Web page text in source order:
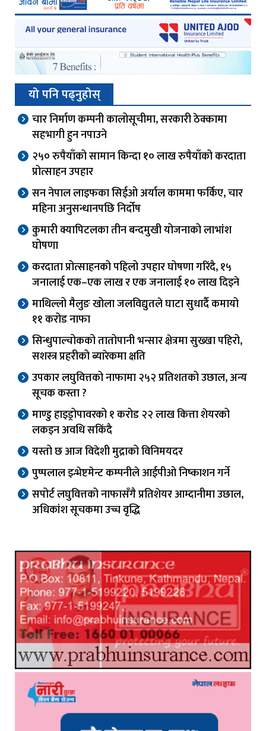
यो पनि पढ्नुहोस्
चार निर्माण कम्पनी कालोसूचीमा, सरकारी ठेक्कामा
सहभागी हुन नपाउने
२५० रुपैयाँको सामान किन्दा १० लाख रुपैयाँको करदाता
प्रोत्साहन उपहार
सन नेपाल लाइफका सिईओ अर्याल काममा फर्किए, चार
महिना अनुसन्धानपछि निर्दोष
कुमारी क्यापिटलका तीन बन्दमुखी योजनाको लाभांश
घोषणा
करदाता प्रोत्साहनको पहिलो उपहार घोषणा गरिंदै, १५
जनालाई एक–एक लाख र एक जनालाई १० लाख दिइने
माथिल्लो मैलुङ खोला जलविद्युतले घाटा सुधार्दै कमायो
११ करोड नाफा
सिन्धुपाल्चोकको तातोपानी भन्सार क्षेत्रमा सुख्खा पहिरो,
सशस्त्र प्रहरीको ब्यारेकमा क्षति
उपकार लघुवित्तको नाफामा २५२ प्रतिशतको उछाल, अन्य
सूचक कस्ता ?
माण्डु हाइड्रोपावरको १ करोड २२ लाख कित्ता शेयरको
लकइन अवधि सकिंदै
यस्तो छ आज विदेशी मुद्राको विनिमयदर
पुष्पलाल इन्भेष्टमेन्ट कम्पनीले आईपीओ निष्काशन गर्ने
सपोर्ट लघुवित्तको नाफासँगै प्रतिशेयर आम्दानीमा उछाल,
अधिकांश सूचकमा उच्च वृद्धि